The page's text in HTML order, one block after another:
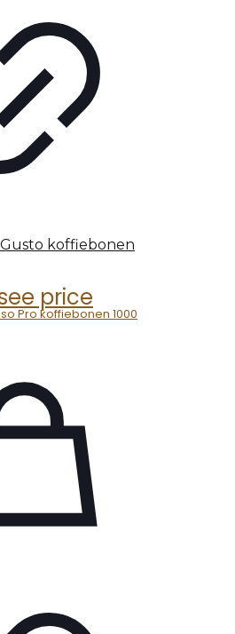
koffiebonen
price